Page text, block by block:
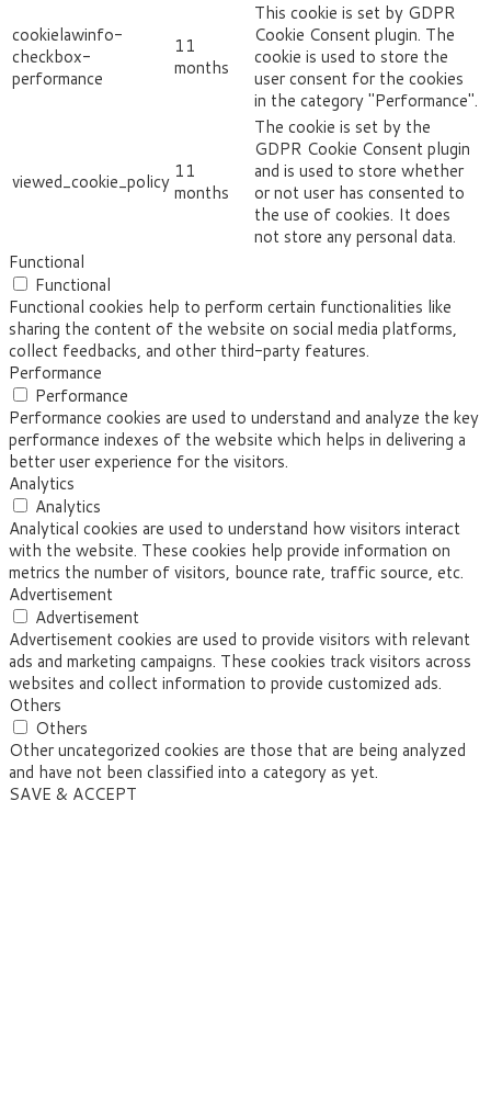
cookielawinfo-
checkbox-
performance
11
months
This cookie is set by GDPR
Cookie Consent plugin. The
cookie is used to store the
user consent for the cookies
in the category "Performance".
viewed_cookie_policy 11
months
The cookie is set by the
GDPR Cookie Consent plugin
and is used to store whether
or not user has consented to
the use of cookies. It does
not store any personal data.
Functional
Functional
Functional cookies help to perform certain functionalities like
sharing the content of the website on social media platforms,
collect feedbacks, and other third-party features.
Performance
Performance
Performance cookies are used to understand and analyze the key
performance indexes of the website which helps in delivering a
better user experience for the visitors.
Analytics
Analytics
Analytical cookies are used to understand how visitors interact
with the website. These cookies help provide information on
metrics the number of visitors, bounce rate, traffic source, etc.
Advertisement
Advertisement
Advertisement cookies are used to provide visitors with relevant
ads and marketing campaigns. These cookies track visitors across
websites and collect information to provide customized ads.
Others
Others
Other uncategorized cookies are those that are being analyzed
and have not been classified into a category as yet.
SAVE & ACCEPT